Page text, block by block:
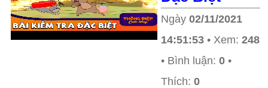
Ngày 02/11/2021
14:51:53 • Xem: 248
• Bình luận: 0 •
Thích: 0